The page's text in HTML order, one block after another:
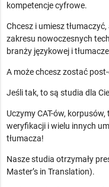
kompetencje cyfrowe.
Chcesz i umiesz
zakresu nowoczesnych
branży językowej i
A może chcesz zostać
Jeśli tak, to są studia dla
Uczymy CAT-ów,
weryfikacji i wielu innych
tłumacza!
Nasze studia otrzymały
Master’s in Translation).